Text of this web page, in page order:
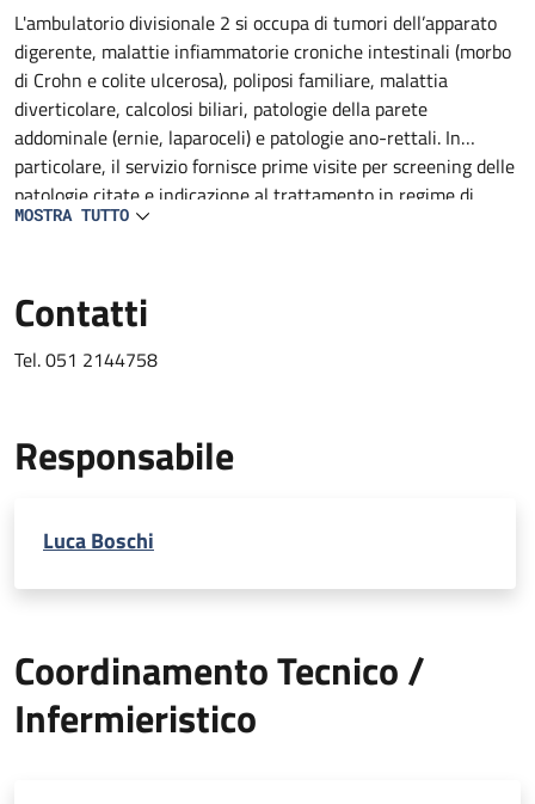
Descrizione
L'ambulatorio divisionale 2 si occupa di tumori dell’apparato
digerente, malattie infiammatorie croniche intestinali (morbo
di Crohn e colite ulcerosa), poliposi familiare, malattia
diverticolare, calcolosi biliari, patologie della parete
addominale (ernie, laparoceli) e patologie ano-rettali. In
particolare, il servizio fornisce prime visite per screening delle
patologie citate e indicazione al trattamento in regime di
ricovero, Day Surgery, amulatoriale ed inserimento nelle
MOSTRA TUTTO
Contatti
Tel. 051 2144758
Responsabile
Luca Boschi
Coordinamento Tecnico /
Infermieristico